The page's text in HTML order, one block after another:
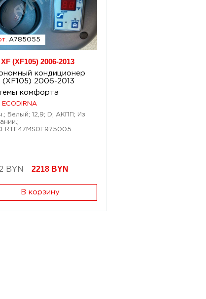
A785055
(XF105) 2006-2013
кондиционер
(XF105) 2006-2013
комфорта
ECODIRNA
Белый; 12,9; D; АКПП; Из
BYN 2218 BYN
В корзину